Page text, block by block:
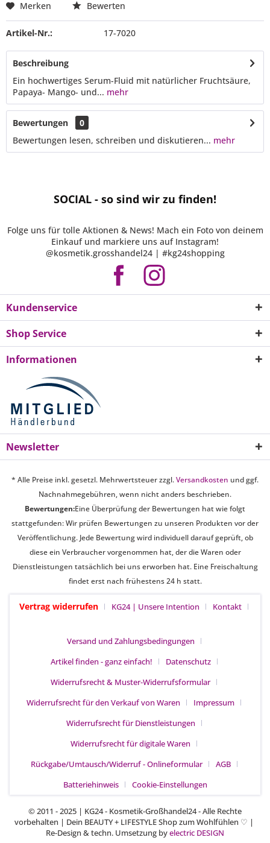
Merken Bewerten
Artikel-Nr.: 17-7020
Beschreibung
Ein hochwertiges Serum-Fluid mit natürlicher Fruchtsäure,
Papaya- Mango- und... mehr
Bewertungen
0
Bewertungen lesen, schreiben und diskutieren... mehr
SOCIAL - so sind wir zu finden!
Folge uns für tolle Aktionen & News! Mach ein Foto von deinem
Einkauf und markiere uns auf Instagram!
@kosmetik.grosshandel24 | #kg24shopping
Kundenservice
Shop Service
Informationen
Newsletter
* Alle Preise inkl. gesetzl. Mehrwertsteuer zzgl.Versandkosten und ggf.
Nachnahmegebühren, wenn nicht anders beschrieben.
Bewertungen:Eine Überprüfung der Bewertungen hat wie folgt
stattgefunden: Wir prüfen Bewertungen zu unseren Produkten vor der
Veröffentlichung. Jede Bewertung wird individuell darauf geprüft, ob
diese ein Verbraucher vorgenommen hat, der die Waren oder
Dienstleistungen tatsächlich bei uns erworben hat. Eine Freischaltung
findet erst nach frühestens 24 h statt.
Vertrag widerrufen KG24 | Unsere Intention Kontakt
Versand und Zahlungsbedingungen
Artikel finden - ganz einfach!
Datenschutz
Widerrufsrecht & Muster-Widerrufsformular
Widerrufsrecht für den Verkauf von Waren
Impressum
Widerrufsrecht für Dienstleistungen
Widerrufsrecht für digitale Waren
Rückgabe/Umtausch/Widerruf - Onlineformular
AGB
Batteriehinweis
Cookie-Einstellungen
© 2011 - 2025 | KG24 - Kosmetik-Großhandel24 - Alle Rechte
vorbehalten | Dein BEAUTY + LIFESTYLE Shop zum Wohlfühlen ♡ |
Re-Design & techn. Umsetzung byelectric DESIGN